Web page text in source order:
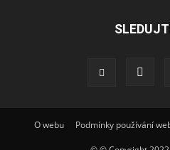
O webu Podmínky používání